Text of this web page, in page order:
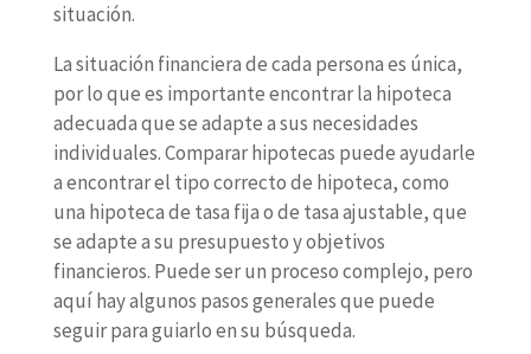
situación.
La situación financiera de cada persona es única,
por lo que es importante encontrar la hipoteca
adecuada que se adapte a sus necesidades
individuales. Comparar hipotecas puede ayudarle
a encontrar el tipo correcto de hipoteca, como
una hipoteca de tasa fija o de tasa ajustable, que
se adapte a su presupuesto y objetivos
financieros. Puede ser un proceso complejo, pero
aquí hay algunos pasos generales que puede
seguir para guiarlo en su búsqueda.